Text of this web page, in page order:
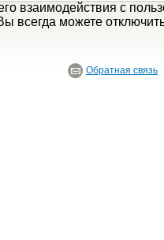
взаимодействия с
всегда можете
Обратная связь